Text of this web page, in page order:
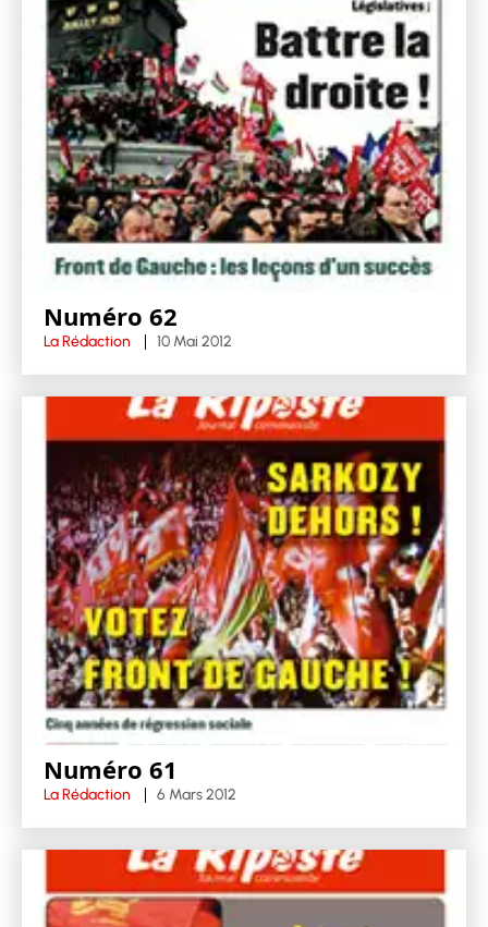
Numéro 62
La Rédaction 10 Mai 2012
Numéro 61
La Rédaction 6 Mars 2012